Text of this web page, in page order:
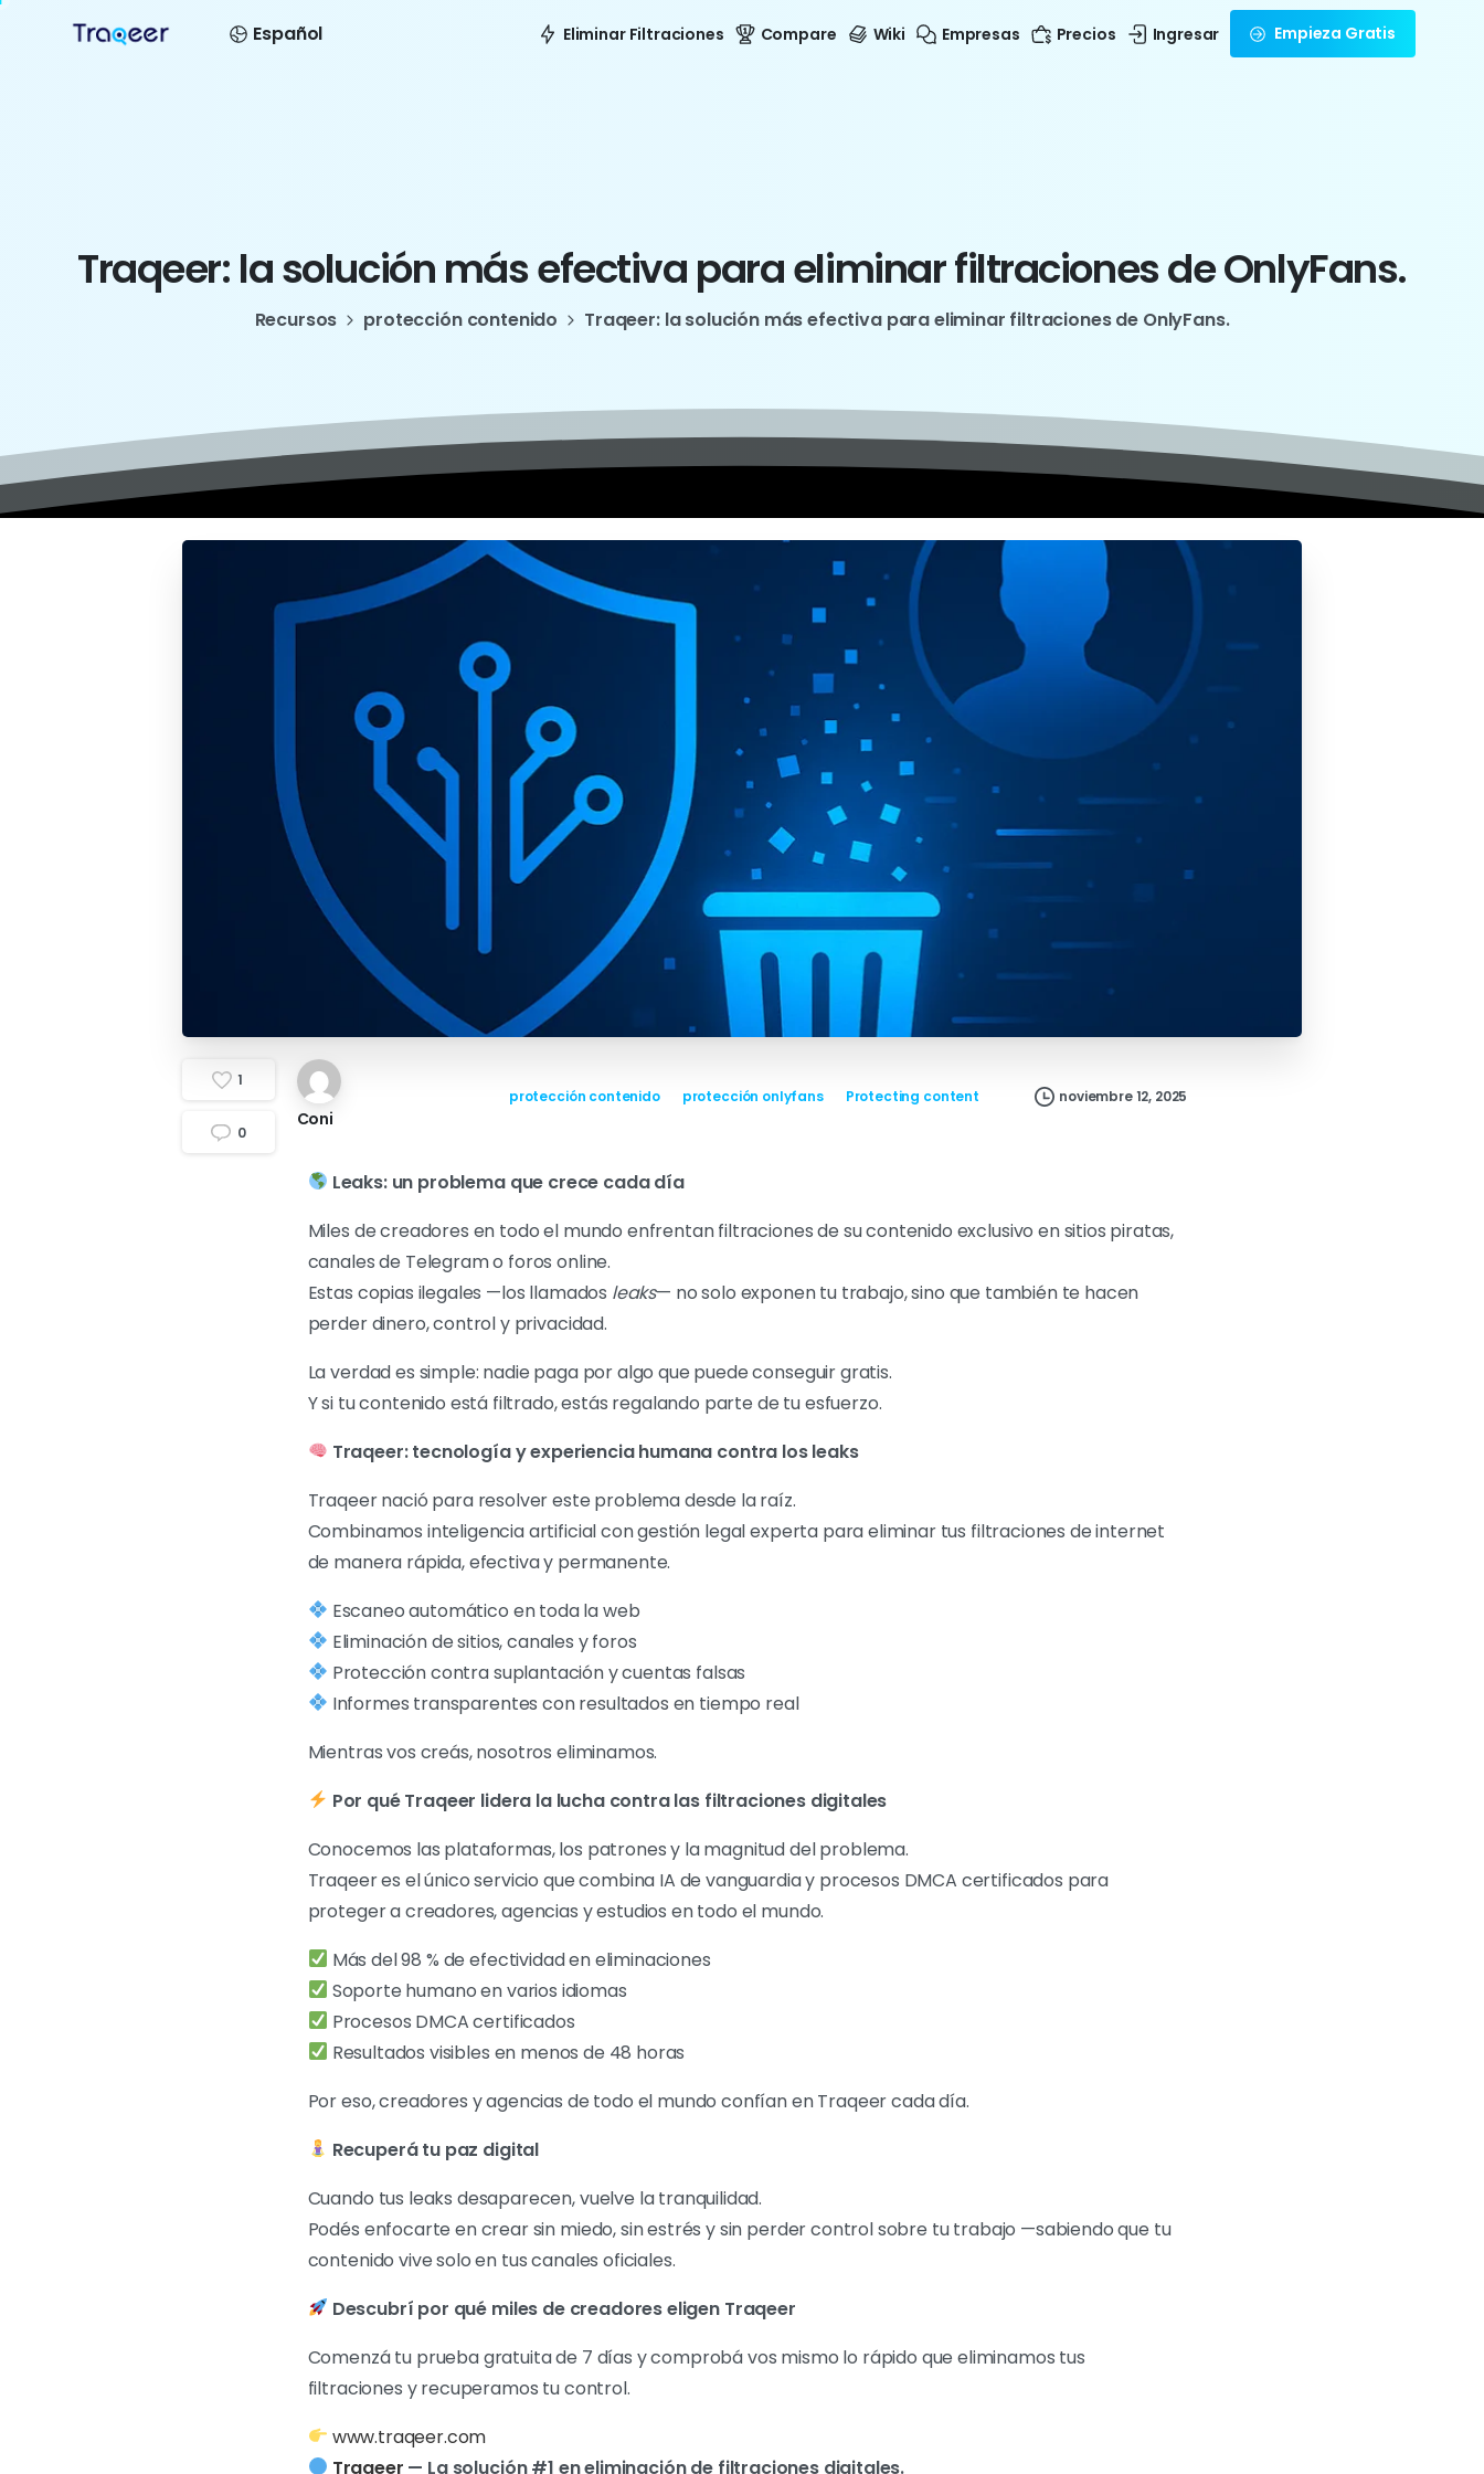
Español Eliminar Filtraciones Compare Wiki Empresas Precios Ingresar Empieza Gratis
Traqeer:lasoluciónmásefectivaparaeliminarfiltracionesdeOnlyFans.
Recursos protección contenido Traqeer: la solución más efectiva para eliminar filtraciones de OnlyFans.
1
0
Coni
protección contenido protección onlyfans Protecting content noviembre 12, 2025
Leaks: un problema que crece cada día
Miles de creadores en todo el mundo enfrentan filtraciones de su contenido exclusivo en sitios piratas,
canales de Telegram o foros online.
Estas copias ilegales —los llamados leaks— no solo exponen tu trabajo, sino que también te hacen
perder dinero, control y privacidad.
La verdad es simple: nadie paga por algo que puede conseguir gratis.
Y si tu contenido está filtrado, estás regalando parte de tu esfuerzo.
Traqeer: tecnología y experiencia humana contra los leaks
Traqeer nació para resolver este problema desde la raíz.
Combinamos inteligencia artificial con gestión legal experta para eliminar tus filtraciones de internet
de manera rápida, efectiva y permanente.
Escaneo automático en toda la web
Eliminación de sitios, canales y foros
Protección contra suplantación y cuentas falsas
Informes transparentes con resultados en tiempo real
Mientras vos creás, nosotros eliminamos.
Por qué Traqeer lidera la lucha contra las filtraciones digitales
Conocemos las plataformas, los patrones y la magnitud del problema.
Traqeer es el único servicio que combina IA de vanguardia y procesos DMCA certificados para
proteger a creadores, agencias y estudios en todo el mundo.
Más del 98 % de efectividad en eliminaciones
Soporte humano en varios idiomas
Procesos DMCA certificados
Resultados visibles en menos de 48 horas
Por eso, creadores y agencias de todo el mundo confían en Traqeer cada día.
Recuperá tu paz digital
Cuando tus leaks desaparecen, vuelve la tranquilidad.
Podés enfocarte en crear sin miedo, sin estrés y sin perder control sobre tu trabajo —sabiendo que tu
contenido vive solo en tus canales oficiales.
Descubrí por qué miles de creadores eligen Traqeer
Comenzá tu prueba gratuita de 7 días y comprobá vos mismo lo rápido que eliminamos tus
filtraciones y recuperamos tu control.
www.traqeer.com
Traqeer — La solución #1 en eliminación de filtraciones digitales.